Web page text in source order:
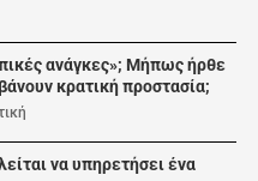
ανάγκες»; Μήπως ήρθε
κρατική προστασία;
να υπηρετήσει ένα